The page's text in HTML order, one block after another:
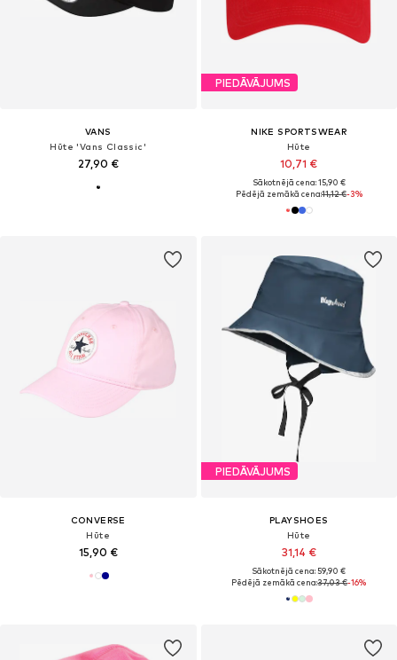
VANS
Hūte 'Vans Classic'
27,90 €
PIEDĀVĀJUMS
NIKE SPORTSWEAR
Hūte
10,71 €
Sākotnējā cena: 15,90 €
Pēdējā zemākā cena:11,12 €-3%
CONVERSE
Hūte
15,90 €
PIEDĀVĀJUMS
PLAYSHOES
Hūte
31,14 €
Sākotnējā cena: 59,90 €
Pēdējā zemākā cena:37,03 €-16%